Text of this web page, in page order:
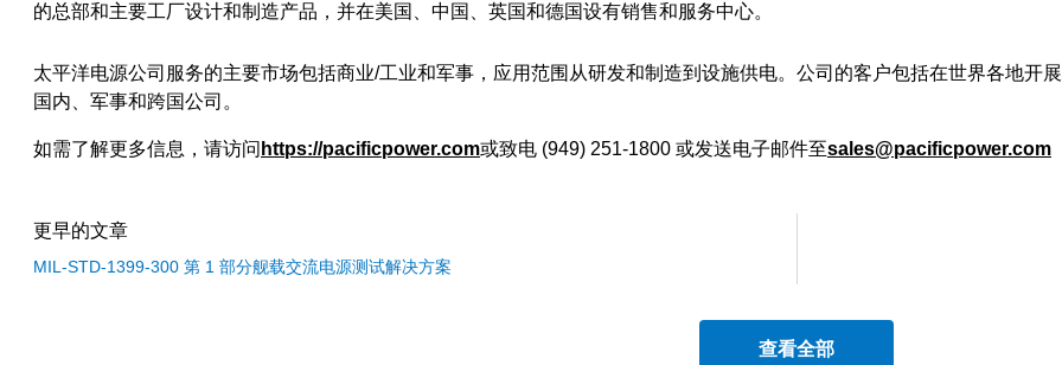
的总部和主要工厂设计和制造产品，并在美国、中国、英国和德国设有销售和服务中心。
太平洋电源公司服务的主要市场包括商业/工业和军事，应用范围从研发和制造到设施供电。公司的客户包括在世界各地开
国内、军事和跨国公司。
如需了解更多信息，请访问 https://pacificpower.com或致电 (949) 251-1800 或发送电子邮件至sales@pacificpower.com
更早的文章
MIL-STD-1399-300 第 1 部分舰载交流电源测试解决方案
查看全部